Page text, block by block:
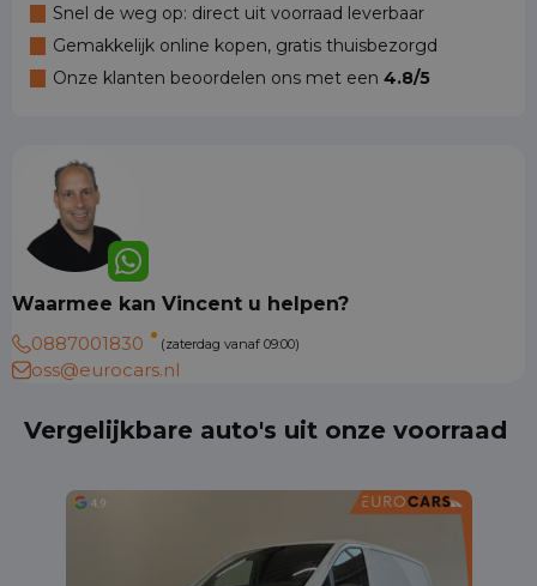
Snel de weg op: direct uit voorraad leverbaar
Gemakkelijk online kopen, gratis thuisbezorgd
Onze klanten beoordelen ons met een 4.8/5
Waarmee kan Vincent u helpen?
0887001830
(zaterdag vanaf 09:00)
oss@eurocars.nl
Vergelijkbare auto's uit onze voorraad